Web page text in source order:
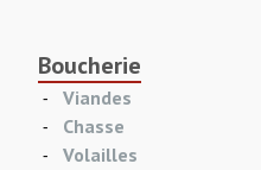
Boucherie
Viandes
Chasse
Volailles